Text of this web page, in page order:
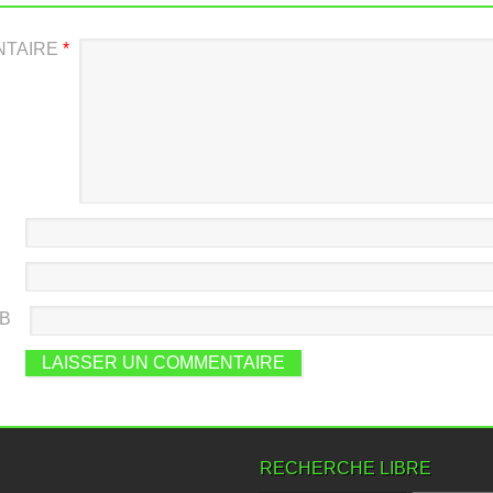
*
RECHERCHE LIBRE